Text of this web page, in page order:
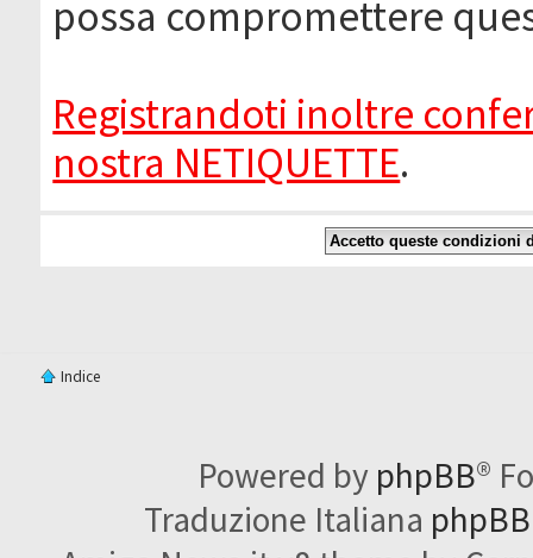
possa compromettere
Registrandoti inoltre
nostra NETIQUETTE.
Indice
Powered by phpBB®
Traduzione Italiana